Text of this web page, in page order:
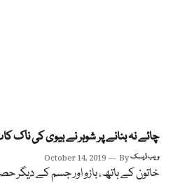
چائے نہ بنانے پر شوہر نے بیوی کی ناک
October 14, 2019 Byویب ڈیسک
خاتون کے ہاتھ، بازو اور جسم کے دیگر